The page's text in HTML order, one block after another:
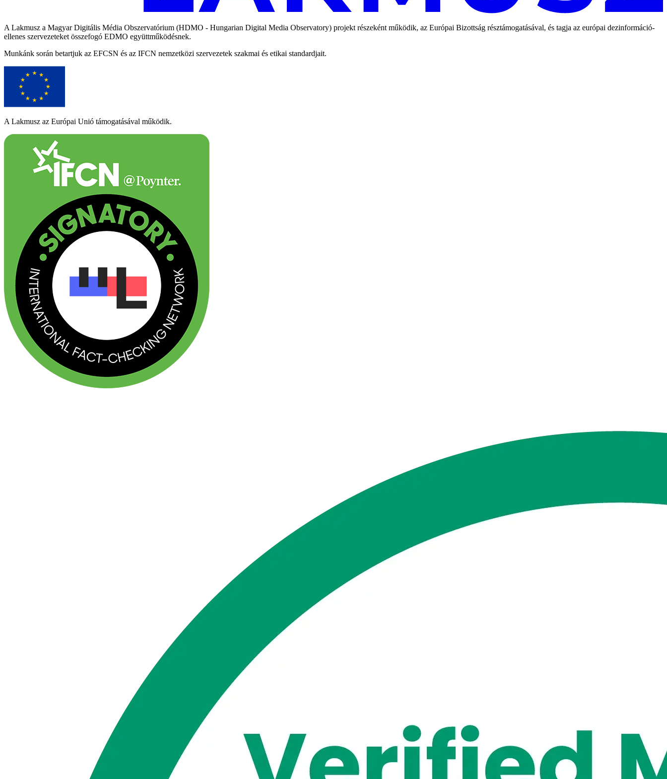
A Lakmusz a Magyar Digitális Média Obszervatórium (HDMO - Hungarian Digital Media Observatory) projekt részeként működik, az Európai Bizottság résztámogatásával, és tagja az európai dezinformáció-
ellenes szervezeteket összefogó EDMO együttműködésnek.
Munkánk során betartjuk az EFCSN és az IFCN nemzetközi szervezetek szakmai és etikai standardjait.
A Lakmusz az Európai Unió támogatásával működik.